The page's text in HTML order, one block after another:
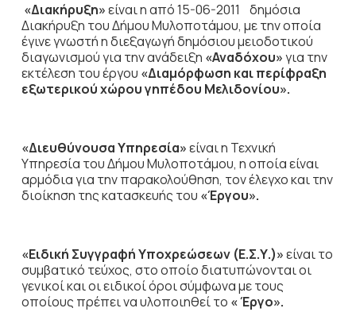
«Διακήρυξη»είναι η από 15-06-2011 δημόσια
Διακήρυξη του Δήμου Μυλοποτάμου, με την οποία
έγινε γνωστή η διεξαγωγή δημόσιου μειοδοτικού
διαγωνισμού για την ανάδειξη «Αναδόχου»για την
εκτέλεση του έργου «Διαμόρφωση και περίφραξη
εξωτερικού χώρου γηπέδου Μελιδονίου».
«Διευθύνουσα Υπηρεσία»είναι η Τεχνική
Υπηρεσία του Δήμου Μυλοποτάμου, η οποία είναι
αρμόδια για την παρακολούθηση, τον έλεγχο και την
διοίκηση της κατασκευής του «Έργου».
«Ειδική Συγγραφή Υποχρεώσεων (Ε.Σ.Υ.)»είναι το
συμβατικό τεύχος, στο οποίο διατυπώνονται οι
γενικοί και οι ειδικοί όροι σύμφωνα με τους
οποίους πρέπει να υλοποιηθεί το « Έργο».